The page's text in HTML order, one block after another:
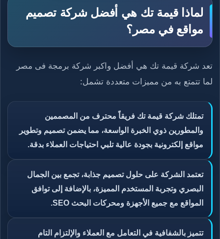
لماذا قيمة تك هي أفضل شركة تصميم
مواقع في مصر؟
تعد شركة قيمة تك هي أفضل واكبر شركة برمجة فى مصر
لما تتمتع به من مميزات متعددة تشمل:
تمتلك شركة قيمة تك فريقاً محترف من المصممين
والمطورين ذوي الخبرة الواسعة، مما يضمن تصميم وتطوير
مواقع إلكترونية بجودة عالية تلبي احتياجات العملاء بدقة.
تعتمد الشركة على حلول تصميم جذابة، تجمع بين الجمال
البصري وتجربة المستخدم المميزة، بالإضافة إلى توافق
المواقع مع جميع الأجهزة ومحركات البحث SEO.
تتميز بالشفافية في التعامل مع العملاء والإلتزام التام